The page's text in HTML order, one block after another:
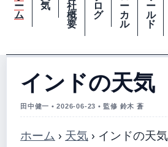
ー
ム
気
社
概
要
ロ
グ
ー
カ
ル
ー
ル
ド
インドの天気
田中健一 • 2026-06-23 • 監修 鈴木 蒼
ホーム › 天気 › インドの天気